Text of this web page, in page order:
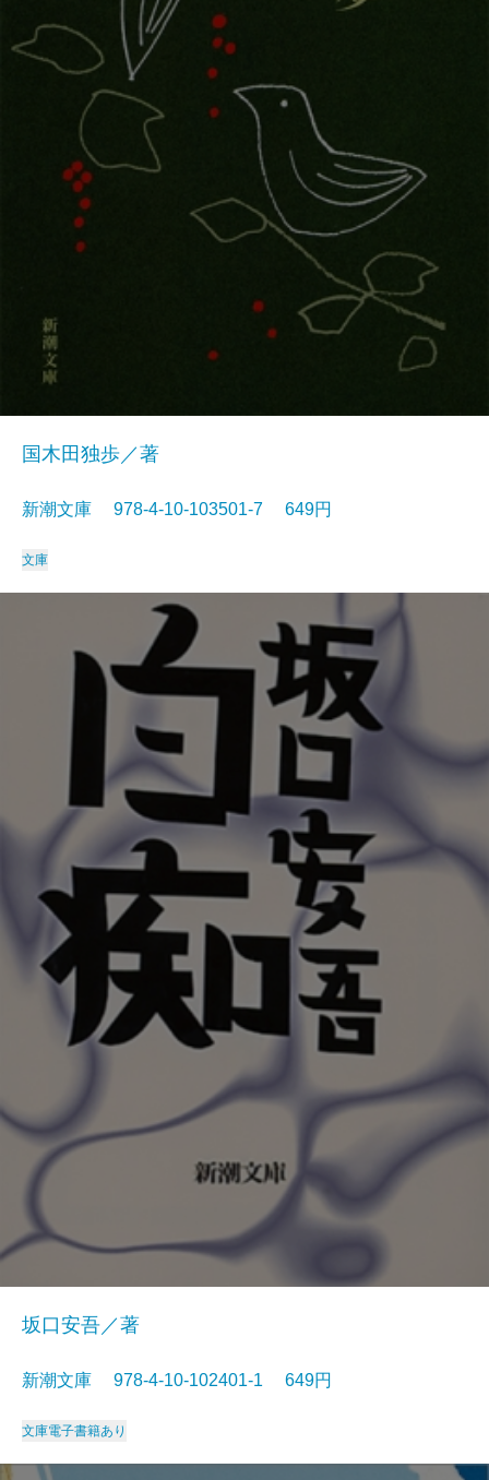
国木田独歩／著
新潮文庫 978-4-10-103501-7 649円
文庫
坂口安吾／著
新潮文庫 978-4-10-102401-1 649円
文庫電子書籍あり